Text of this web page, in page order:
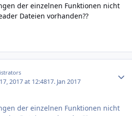
der einzelnen Funktionen nicht
Dateien vorhanden??
2017 at 12:4817. Jan 2017
der einzelnen Funktionen nicht